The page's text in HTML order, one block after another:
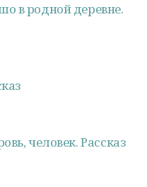
в родной деревне.
человек. Рассказ